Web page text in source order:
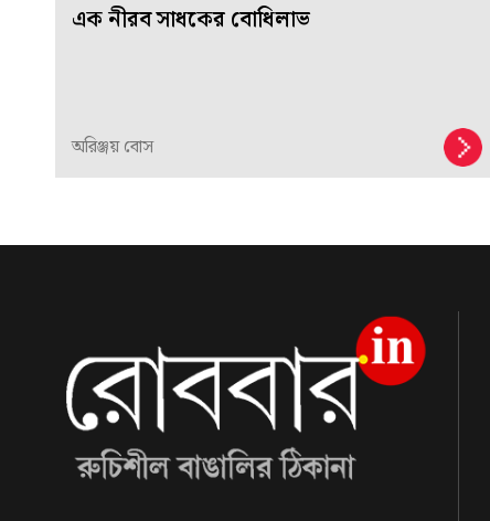
এক নীরব সাধকের বোধিলাভ
অরিঞ্জয় বোস